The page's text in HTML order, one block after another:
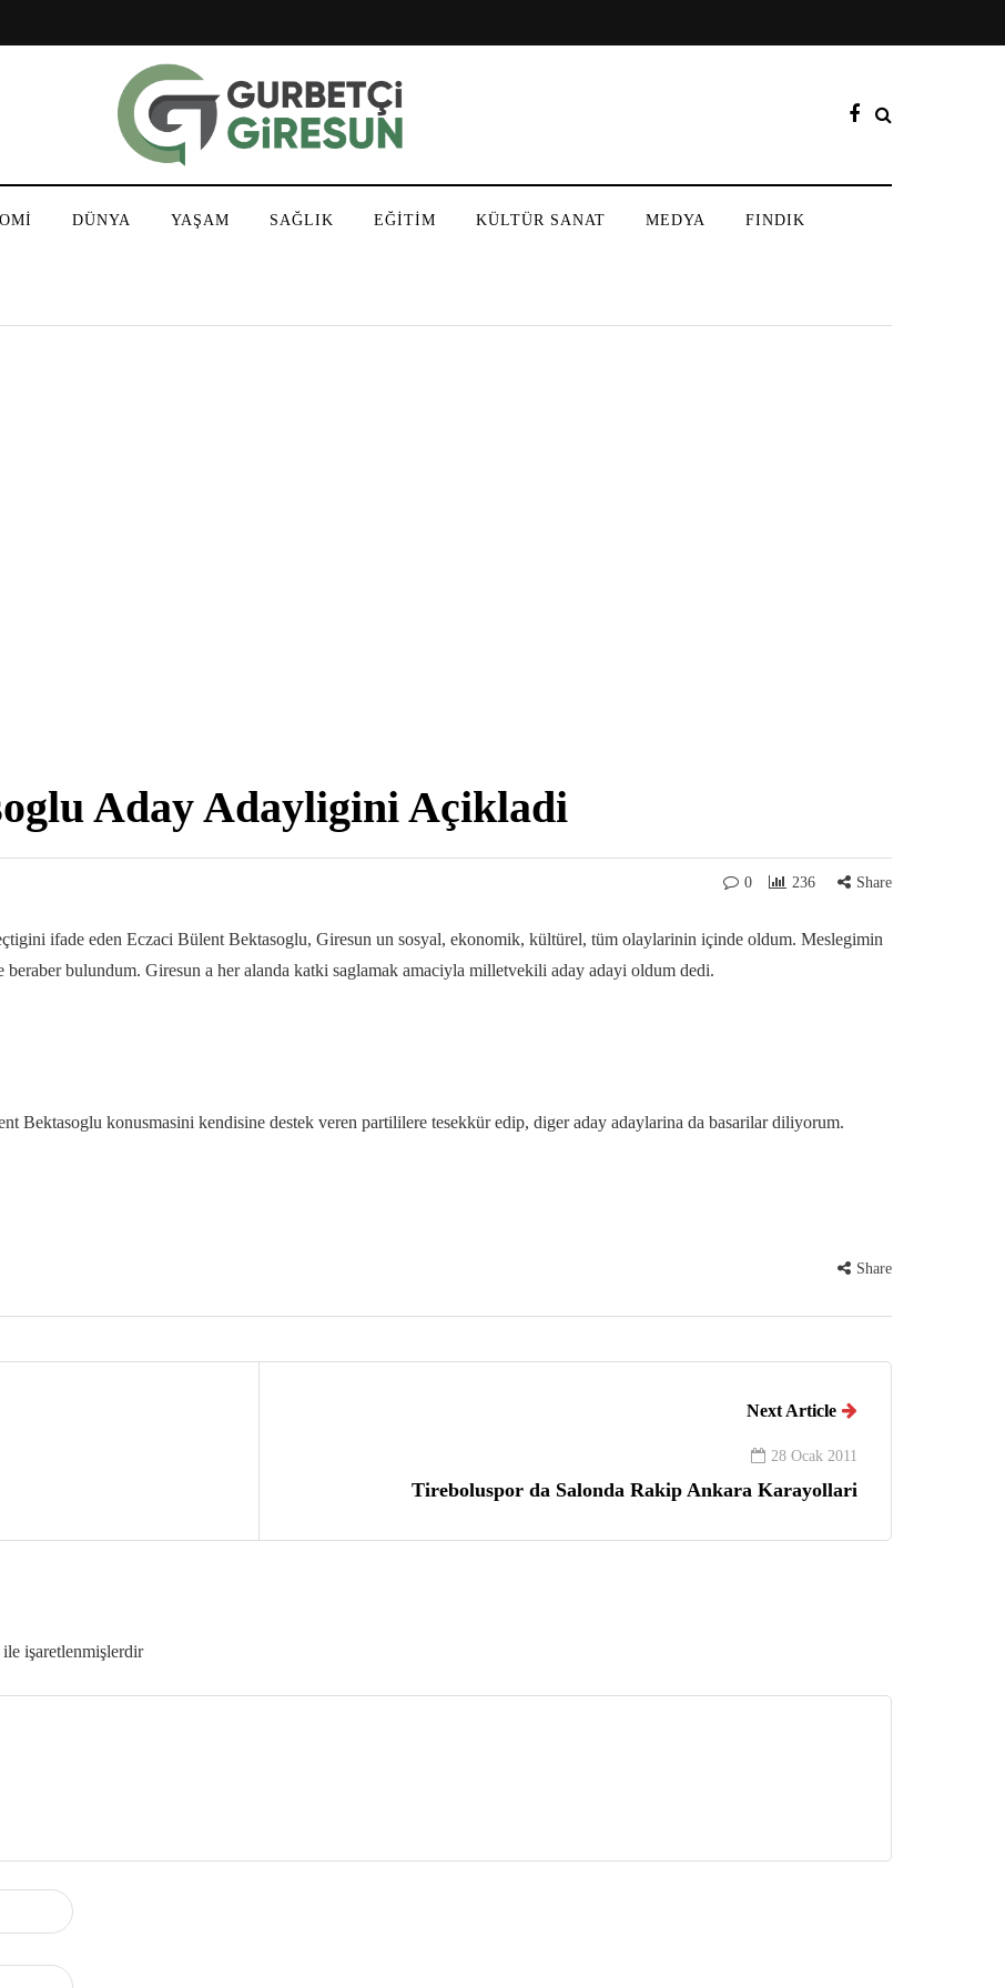
DÜNYA YAŞAM SAĞLIK EĞİTİM KÜLTÜR SANAT MEDYA FINDIK
Aday Adayligini Açikladi
0 236 Share
ifade eden Eczaci Bülent Bektasoglu, Giresun un sosyal, ekonomik, kültürel, tüm olaylarinin içinde oldum. Meslegimin
bulundum. Giresun a her alanda katki saglamak amaciyla milletvekili aday adayi oldum dedi.
Bektasoglu konusmasini kendisine destek veren partililere tesekkür edip, diger aday adaylarina da basarilar diliyorum.
Share
Next Article
28 Ocak 2011
Tireboluspor da Salonda Rakip Ankara Karayollari
ile işaretlenmişlerdir